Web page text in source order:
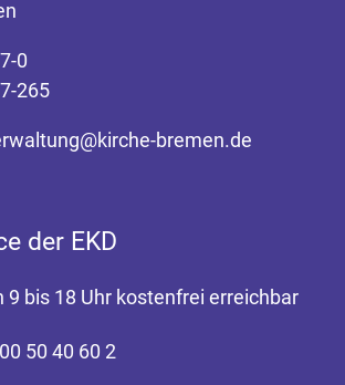
0
265
bremen.de
der EKD
9 bis 18 Uhr kostenfrei erreichbar
50 40 60 2